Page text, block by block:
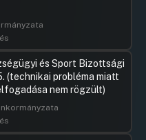
és Sport Bizottsági
(technikai probléma miatt
nem rögzült)